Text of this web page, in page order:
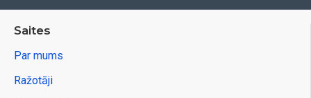
Saites
Par mums
Ražotāji